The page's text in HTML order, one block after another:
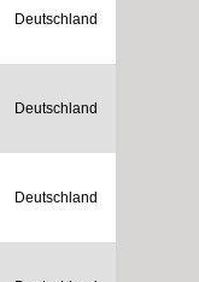
Deutschland
Deutschland
Deutschland